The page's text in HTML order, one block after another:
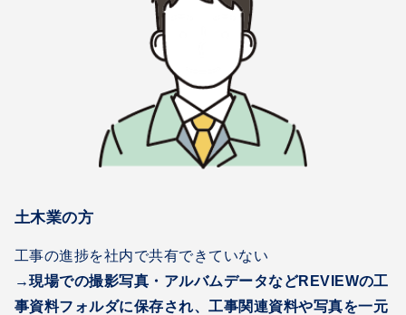
土木業の方
工事の進捗を社内で共有できていない
→現場での撮影写真・アルバムデータなどREVIEWの工
事資料フォルダに保存され、工事関連資料や写真を一元